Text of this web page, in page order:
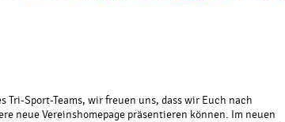
Tri-Sport-Teams, wir freuen uns, dass wir Euch nach
neue Vereinshomepage präsentieren können. Im neuen